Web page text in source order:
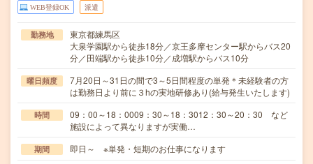
WEB登録OK 派遣
勤務地
東京都練馬区
大泉学園駅から徒歩18分／京王多摩センター駅からバス20
分／田端駅から徒歩10分／成増駅からバス10分
曜日頻度
7月20日～31日の間で3～5日間程度の単発＊未経験者の方
は勤務日より前に３hの実地研修あり(給与発生いたします)
時間
09：00～18：0009：30～18：3012：30～20：30 など
施設によって異なりますが実働…
期間 即日～ ※単発・短期のお仕事になります